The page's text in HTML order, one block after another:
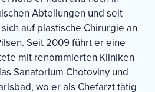
Abteilungen und seit
auf plastische Chirurgie an
Seit 2009 führt er eine
mit renommierten Kliniken
Sanatorium Chotoviny und
wo er als Chefarzt tätig